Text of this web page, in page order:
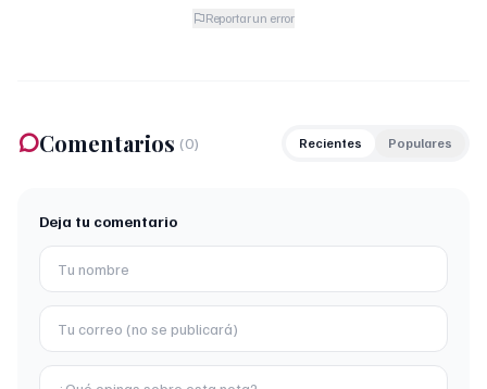
Reportar un error
Comentarios (0) Recientes Populares
Deja tu comentario